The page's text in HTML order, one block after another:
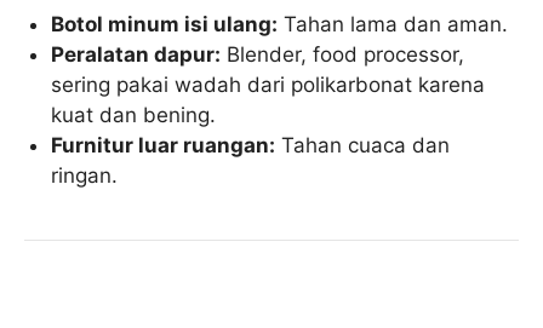
Botol minum isi ulang: Tahan lama dan aman.
Peralatan dapur: Blender, food processor,
sering pakai wadah dari polikarbonat karena
kuat dan bening.
Furnitur luar ruangan: Tahan cuaca dan
ringan.